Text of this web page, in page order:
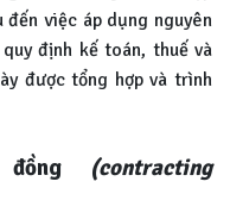
đến việc áp dụng nguyên
định kế toán, thuế và
được tổng hợp và trình
đồng (contracting